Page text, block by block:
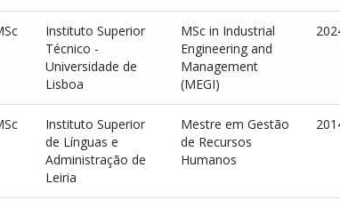
Instituto Superior
Técnico -
Universidade de
Lisboa
MSc in Industrial
Engineering and
Management
(MEGI)
Instituto Superior
de Línguas e
Administração de
Leiria
Mestre em Gestão
de Recursos
Humanos